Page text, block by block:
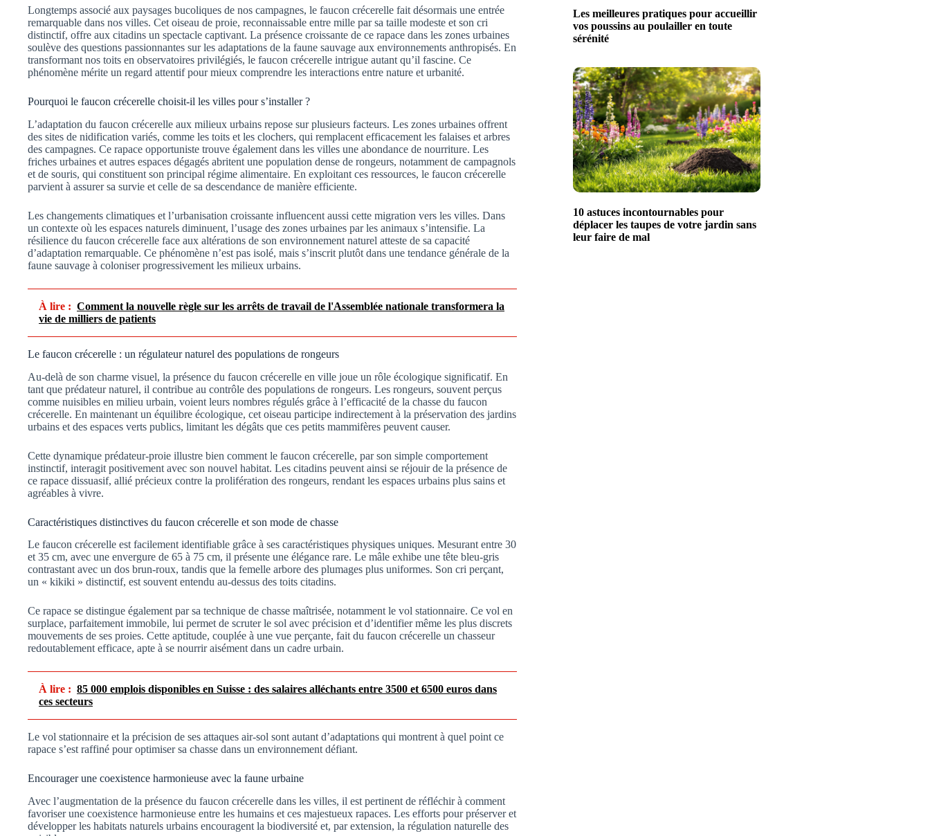
Longtemps associé aux paysages bucoliques de nos campagnes, le faucon crécerelle fait désormais une entrée
remarquable dans nos villes. Cet oiseau de proie, reconnaissable entre mille par sa taille modeste et son cri
distinctif, offre aux citadins un spectacle captivant. La présence croissante de ce rapace dans les zones urbaines
soulève des questions passionnantes sur les adaptations de la faune sauvage aux environnements anthropisés. En
transformant nos toits en observatoires privilégiés, le faucon crécerelle intrigue autant qu’il fascine. Ce
phénomène mérite un regard attentif pour mieux comprendre les interactions entre nature et urbanité.
Pourquoi le faucon crécerelle choisit-il les villes pour s’installer ?
L’adaptation du faucon crécerelle aux milieux urbains repose sur plusieurs facteurs. Les zones urbaines offrent
des sites de nidification variés, comme les toits et les clochers, qui remplacent efficacement les falaises et arbres
des campagnes. Ce rapace opportuniste trouve également dans les villes une abondance de nourriture. Les
friches urbaines et autres espaces dégagés abritent une population dense de rongeurs, notamment de campagnols
et de souris, qui constituent son principal régime alimentaire. En exploitant ces ressources, le faucon crécerelle
parvient à assurer sa survie et celle de sa descendance de manière efficiente.
Les changements climatiques et l’urbanisation croissante influencent aussi cette migration vers les villes. Dans
un contexte où les espaces naturels diminuent, l’usage des zones urbaines par les animaux s’intensifie. La
résilience du faucon crécerelle face aux altérations de son environnement naturel atteste de sa capacité
d’adaptation remarquable. Ce phénomène n’est pas isolé, mais s’inscrit plutôt dans une tendance générale de la
faune sauvage à coloniser progressivement les milieux urbains.
À lire : Comment la nouvelle règle sur les arrêts de travail de l'Assemblée nationale transformera la
vie de milliers de patients
Le faucon crécerelle : un régulateur naturel des populations de rongeurs
Au-delà de son charme visuel, la présence du faucon crécerelle en ville joue un rôle écologique significatif. En
tant que prédateur naturel, il contribue au contrôle des populations de rongeurs. Les rongeurs, souvent perçus
comme nuisibles en milieu urbain, voient leurs nombres régulés grâce à l’efficacité de la chasse du faucon
crécerelle. En maintenant un équilibre écologique, cet oiseau participe indirectement à la préservation des jardins
urbains et des espaces verts publics, limitant les dégâts que ces petits mammifères peuvent causer.
Cette dynamique prédateur-proie illustre bien comment le faucon crécerelle, par son simple comportement
instinctif, interagit positivement avec son nouvel habitat. Les citadins peuvent ainsi se réjouir de la présence de
ce rapace dissuasif, allié précieux contre la prolifération des rongeurs, rendant les espaces urbains plus sains et
agréables à vivre.
Caractéristiques distinctives du faucon crécerelle et son mode de chasse
Le faucon crécerelle est facilement identifiable grâce à ses caractéristiques physiques uniques. Mesurant entre 30
et 35 cm, avec une envergure de 65 à 75 cm, il présente une élégance rare. Le mâle exhibe une tête bleu-gris
contrastant avec un dos brun-roux, tandis que la femelle arbore des plumages plus uniformes. Son cri perçant,
un « kikiki » distinctif, est souvent entendu au-dessus des toits citadins.
Ce rapace se distingue également par sa technique de chasse maîtrisée, notamment le vol stationnaire. Ce vol en
surplace, parfaitement immobile, lui permet de scruter le sol avec précision et d’identifier même les plus discrets
mouvements de ses proies. Cette aptitude, couplée à une vue perçante, fait du faucon crécerelle un chasseur
redoutablement efficace, apte à se nourrir aisément dans un cadre urbain.
À lire : 85 000 emplois disponibles en Suisse : des salaires alléchants entre 3500 et 6500 euros dans
ces secteurs
Le vol stationnaire et la précision de ses attaques air-sol sont autant d’adaptations qui montrent à quel point ce
rapace s’est raffiné pour optimiser sa chasse dans un environnement défiant.
Encourager une coexistence harmonieuse avec la faune urbaine
Avec l’augmentation de la présence du faucon crécerelle dans les villes, il est pertinent de réfléchir à comment
favoriser une coexistence harmonieuse entre les humains et ces majestueux rapaces. Les efforts pour préserver et
développer les habitats naturels urbains encouragent la biodiversité et, par extension, la régulation naturelle des
Les meilleures pratiques pour accueillir
vos poussins au poulailler en toute
sérénité
10 astuces incontournables pour
déplacer les taupes de votre jardin sans
leur faire de mal